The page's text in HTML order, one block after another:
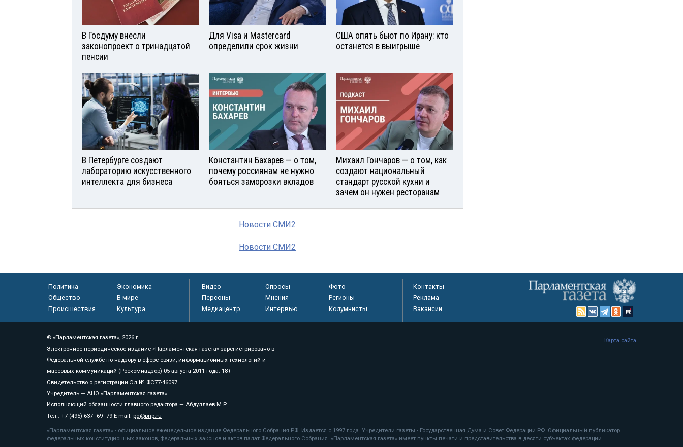
В Госдуму внесли
законопроект о тринадцатой
пенсии
Для Visа и Mastercard
определили срок жизни
США опять бьют по Ирану: кто
останется в выигрыше
В Петербурге создают
лабораторию искусственного
интеллекта для бизнеса
Константин Бахарев — о том,
почему россиянам не нужно
бояться заморозки вкладов
Михаил Гончаров — о том, как
создают национальный
стандарт русской кухни и
зачем он нужен ресторанам
Новости СМИ2
Новости СМИ2
Политика
Экономика
Общество
В мире
Происшествия
Культура
Видео Опросы
Фото
Персоны
Мнения
Регионы
Медиацентр
Интервью Колумнисты
Контакты
Реклама
Вакансии
© «Парламентская газета», 2026 г.
Электронное периодическое издание «Парламентская газета» зарегистрировано в
Федеральной службе по надзору в сфере связи, информационных технологий и
массовых коммуникаций (Роскомнадзор) 05 августа 2011 года. 18+
Свидетельство о регистрации Эл № ФС77-46097
Учредитель — АНО «Парламентская газета»
Исполняющий обязанности главного редактора — Абдуллаев М.Р.
Тел.: +7 (495) 637–69–79 E-mail: pg@pnp.ru
«Парламентская газета» - официальное еженедельное издание Федерального Собрания РФ. Издается с 1997 года. Учредители газеты - Государственная Дума и Совет Федерации РФ. Официальный публикатор
федеральных конституционных законов, федеральных законов и актов палат Федерального Собрания. «Парламентская газета» имеет пункты печати и представительства в десяти субъектах федерации.
Карта сайта